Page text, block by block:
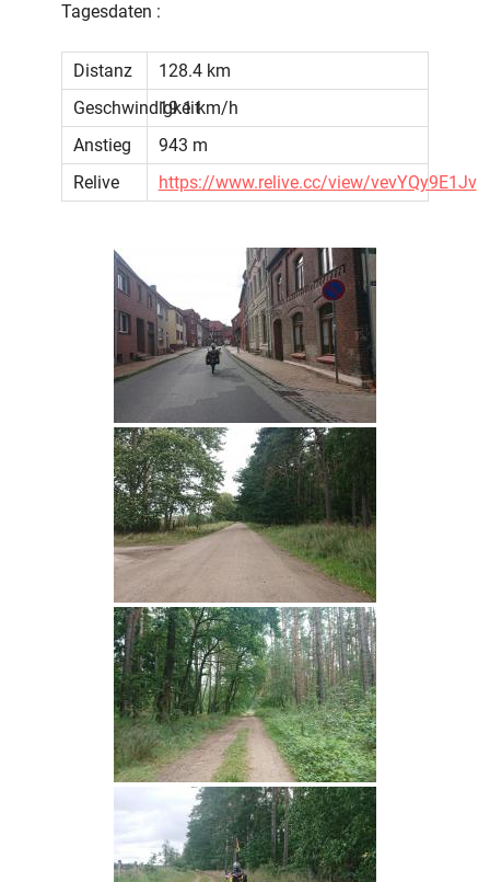
Tagesdaten :
Distanz
128.4 km
Geschwindigkeit19.1 km/h
Anstieg
943 m
Relive
https://www.relive.cc/view/vevYQy9E1Jv